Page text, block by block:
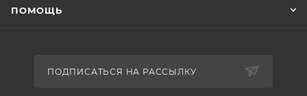
ПОМОЩЬ
ПОДПИСАТЬСЯ НА РАССЫЛКУ